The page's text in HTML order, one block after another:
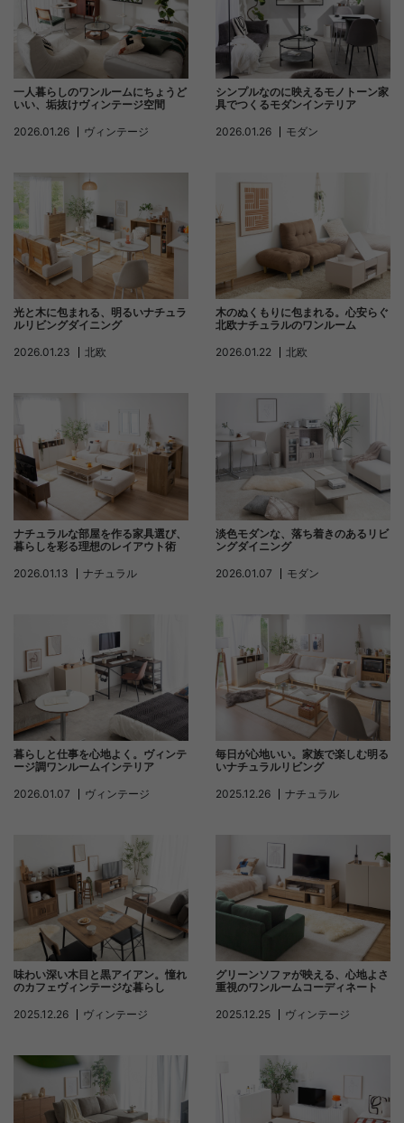
一人暮らしのワンルームにちょうど
いい、垢抜けヴィンテージ空間
2026.01.26
ヴィンテージ
シンプルなのに映えるモノトーン家
具でつくるモダンインテリア
2026.01.26
モダン
光と木に包まれる、明るいナチュラ
ルリビングダイニング
2026.01.23
北欧
木のぬくもりに包まれる。心安らぐ
北欧ナチュラルのワンルーム
2026.01.22
北欧
ナチュラルな部屋を作る家具選び、
暮らしを彩る理想のレイアウト術
2026.01.13
ナチュラル
淡色モダンな、落ち着きのあるリビ
ングダイニング
2026.01.07
モダン
暮らしと仕事を心地よく。ヴィンテ
ージ調ワンルームインテリア
2026.01.07
ヴィンテージ
毎日が心地いい。家族で楽しむ明る
いナチュラルリビング
2025.12.26
ナチュラル
味わい深い木目と黒アイアン。憧れ
のカフェヴィンテージな暮らし
2025.12.26
ヴィンテージ
グリーンソファが映える、心地よさ
重視のワンルームコーディネート
2025.12.25
ヴィンテージ